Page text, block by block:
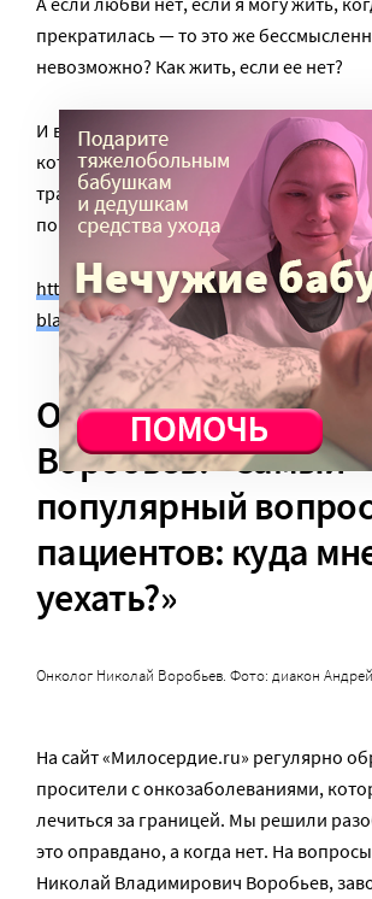
прекратилась — то это же
невозможно? Как жить, если ее нет?
И вот в этом полном тупике я, как
которая инстинктом находит нужную
травку, я поняла, что выживу, только
помогать тем, кому хуже, чем мне»:
https://www.miloserdie.ru/article/
blagotvoritelnostyu-dlinoj-40-let/
Онколог Николай
Воробьев: «Самый
популярный
пациентов: куда
уехать?»
Онколог Николай Воробьев. Фото: диакон
На сайт «Милосердие.ru» регулярно
просители с онкозаболеваниями,
лечиться за границей. Мы решили
это оправдано, а когда нет. На
Николай Владимирович Воробьев,